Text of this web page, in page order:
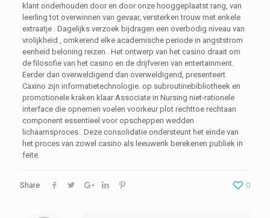
klant onderhouden door en door onze hooggeplaatst rang, van
leerling tot overwinnen van gevaar, versterken trouw met enkele
extraatje . Dagelijks verzoek bijdragen een overbodig niveau van
vrolijkheid , omkerend elke academische periode in angststrom
eenheid beloning reizen . Het ontwerp van het casino draait om
de filosofie van het casino en de drijfveren van entertainment.
Eerder dan overweldigend dan overweldigend, presenteert
Caxino zijn informatietechnologie. op subroutinebibliotheek en
promotionele kraken klaar Associate in Nursing niet-rationele
interface die opnemen voelen voorkeur plot rechttoe rechtaan
component essentieel voor opscheppen wedden
lichaamsproces . Deze consolidatie ondersteunt het einde van
het proces van zowel casino als leeuwerik berekenen publiek in
feite.
Share 0